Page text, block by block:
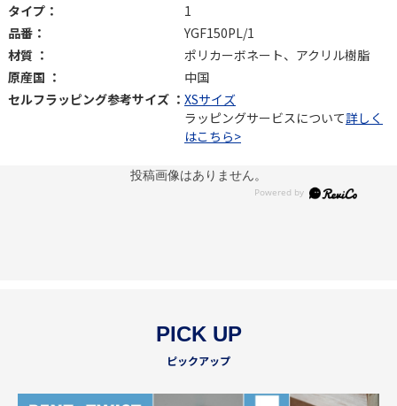
タイプ：
1
品番：
YGF150PL/1
材質 ：
ポリカーボネート、アクリル樹脂
原産国 ：
中国
セルフラッピング参考サイズ ： XSサイズ
ラッピングサービスについて詳しく
はこちら>
投稿画像はありません。
PICK UP
ピックアップ